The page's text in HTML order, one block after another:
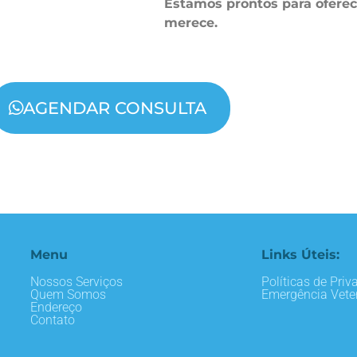
Estamos prontos para
merece.
AGENDAR CONSULTA
Menu
Nossos Serviços
Quem Somos
Endereço
Contato
Links Úteis:
Políticas de
Emergência